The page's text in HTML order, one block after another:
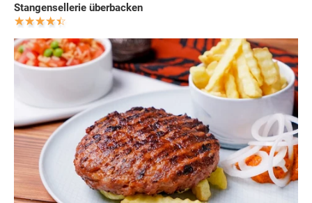
Stangensellerie überbacken